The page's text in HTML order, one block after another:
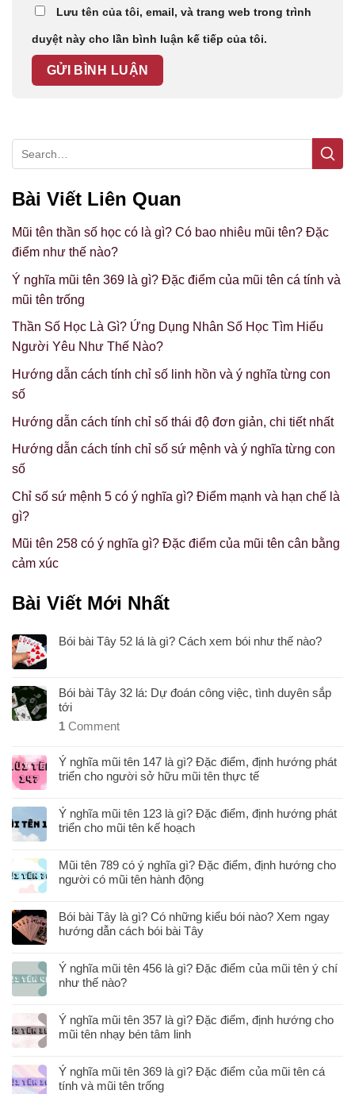
Lưu tên của tôi, email, và trang web trong trình
duyệt này cho lần bình luận kế tiếp của tôi.
Bài Viết Liên Quan
Mũi tên thần số học có là gì? Có bao nhiêu mũi tên? Đặc
điểm như thế nào?
Ý nghĩa mũi tên 369 là gì? Đặc điểm của mũi tên cá tính và
mũi tên trống
Thần Số Học Là Gì? Ứng Dụng Nhân Số Học Tìm Hiểu
Người Yêu Như Thế Nào?
Hướng dẫn cách tính chỉ số linh hồn và ý nghĩa từng con
số
Hướng dẫn cách tính chỉ số thái độ đơn giản, chi tiết nhất
Hướng dẫn cách tính chỉ số sứ mệnh và ý nghĩa từng con
số
Chỉ số sứ mệnh 5 có ý nghĩa gì? Điểm mạnh và hạn chế là
gì?
Mũi tên 258 có ý nghĩa gì? Đặc điểm của mũi tên cân bằng
cảm xúc
Bài Viết Mới Nhất
Bói bài Tây 52 lá là gì? Cách xem bói như thế nào?
Bói bài Tây 32 lá: Dự đoán công việc, tình duyên sắp
tới
1 Comment
Ý nghĩa mũi tên 147 là gì? Đặc điểm, định hướng phát
triển cho người sở hữu mũi tên thực tế
Ý nghĩa mũi tên 123 là gì? Đặc điểm, định hướng phát
triển cho mũi tên kế hoạch
Mũi tên 789 có ý nghĩa gì? Đặc điểm, định hướng cho
người có mũi tên hành động
Bói bài Tây là gì? Có những kiểu bói nào? Xem ngay
hướng dẫn cách bói bài Tây
Ý nghĩa mũi tên 456 là gì? Đặc điểm của mũi tên ý chí
như thế nào?
Ý nghĩa mũi tên 357 là gì? Đặc điểm, định hướng cho
mũi tên nhạy bén tâm linh
Ý nghĩa mũi tên 369 là gì? Đặc điểm của mũi tên cá
tính và mũi tên trống